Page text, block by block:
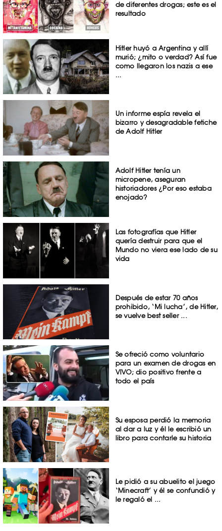
de diferentes drogas; este es el
resultado
Hitler huyó a Argentina y allí
murió; ¿mito o verdad? Así fue
como llegaron los nazis a ese
...
Un informe espía revela el
bizarro y desagradable fetiche
de Adolf Hitler
Adolf Hitler tenía un
micropene, aseguran
historiadores ¿Por eso estaba
enojado?
Las fotografías que Hitler
quería destruir para que el
Mundo no viera ese lado de su
vida
Después de estar 70 años
prohibido, ‘Mi lucha’, de Hitler,
se vuelve best seller ...
Se ofreció como voluntario
para un examen de drogas en
VIVO; dio positivo frente a
todo el país
Su esposa perdió la memoria
al dar a luz y él le escribió un
libro para contarle su historia
Le pidió a su abuelito el juego
‘Minecraft’ y él se confundió y
le regaló el ...